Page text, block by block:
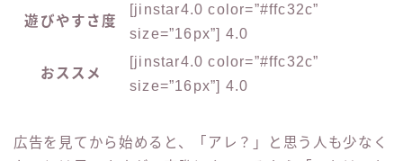
遊びやすさ度
[jinstar4.0 color=”#ffc32c”
size=”16px”] 4.0
おススメ
[jinstar4.0 color=”#ffc32c”
size=”16px”] 4.0
広告を見てから始めると、「アレ？」と思う人も少なく